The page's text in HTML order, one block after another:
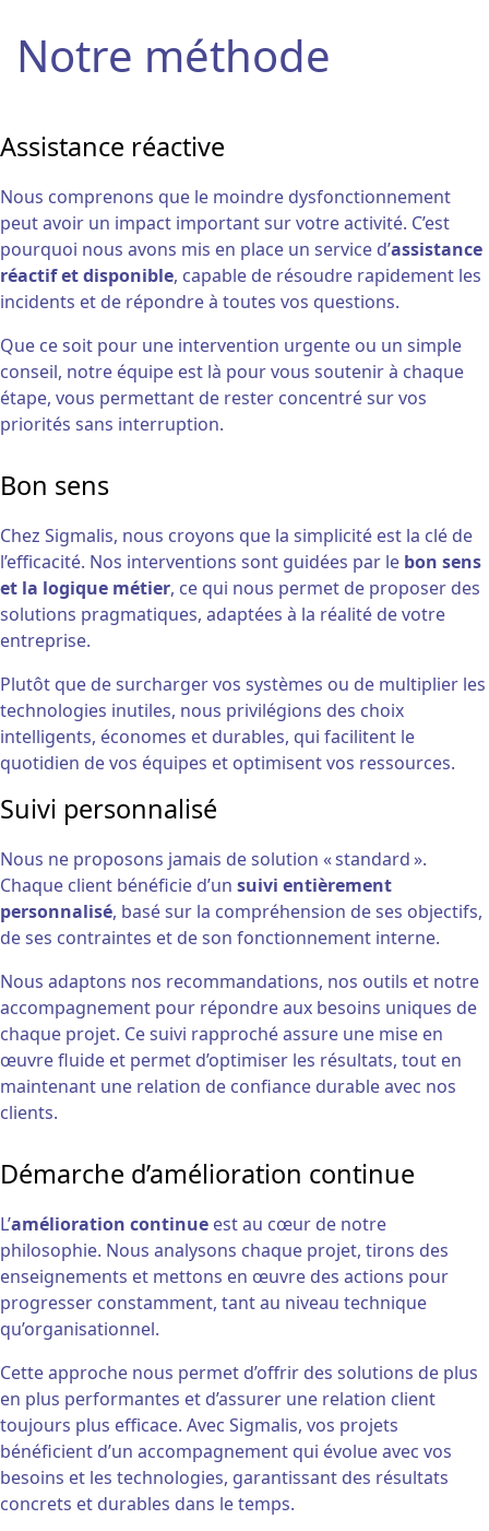
Notre méthode
Assistance réactive
Nous comprenons que le moindre dysfonctionnement
peut avoir un impact important sur votre activité. C’est
pourquoi nous avons mis en place un service d’assistance
réactif et disponible, capable de résoudre rapidement les
incidents et de répondre à toutes vos questions.
Que ce soit pour une intervention urgente ou un simple
conseil, notre équipe est là pour vous soutenir à chaque
étape, vous permettant de rester concentré sur vos
priorités sans interruption.
Bon sens
Chez Sigmalis, nous croyons que la simplicité est la clé de
l’efficacité. Nos interventions sont guidées par le bon sens
et la logique métier, ce qui nous permet de proposer des
solutions pragmatiques, adaptées à la réalité de votre
entreprise.
Plutôt que de surcharger vos systèmes ou de multiplier les
technologies inutiles, nous privilégions des choix
intelligents, économes et durables, qui facilitent le
quotidien de vos équipes et optimisent vos ressources.
Suivi personnalisé
Nous ne proposons jamais de solution « standard ».
Chaque client bénéficie d’un suivi entièrement
personnalisé, basé sur la compréhension de ses objectifs,
de ses contraintes et de son fonctionnement interne.
Nous adaptons nos recommandations, nos outils et notre
accompagnement pour répondre aux besoins uniques de
chaque projet. Ce suivi rapproché assure une mise en
œuvre fluide et permet d’optimiser les résultats, tout en
maintenant une relation de confiance durable avec nos
clients.
Démarche d’amélioration continue
L’amélioration continue est au cœur de notre
philosophie. Nous analysons chaque projet, tirons des
enseignements et mettons en œuvre des actions pour
progresser constamment, tant au niveau technique
qu’organisationnel.
Cette approche nous permet d’offrir des solutions de plus
en plus performantes et d’assurer une relation client
toujours plus efficace. Avec Sigmalis, vos projets
bénéficient d’un accompagnement qui évolue avec vos
besoins et les technologies, garantissant des résultats
concrets et durables dans le temps.